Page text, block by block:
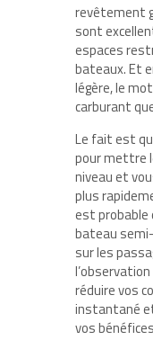
revêtement
sont
espaces
bateaux. Et
légère, le
carburant
Le fait est
pour mettre
niveau et
plus
est probable
bateau
sur les
réduire vos
instantané
vos